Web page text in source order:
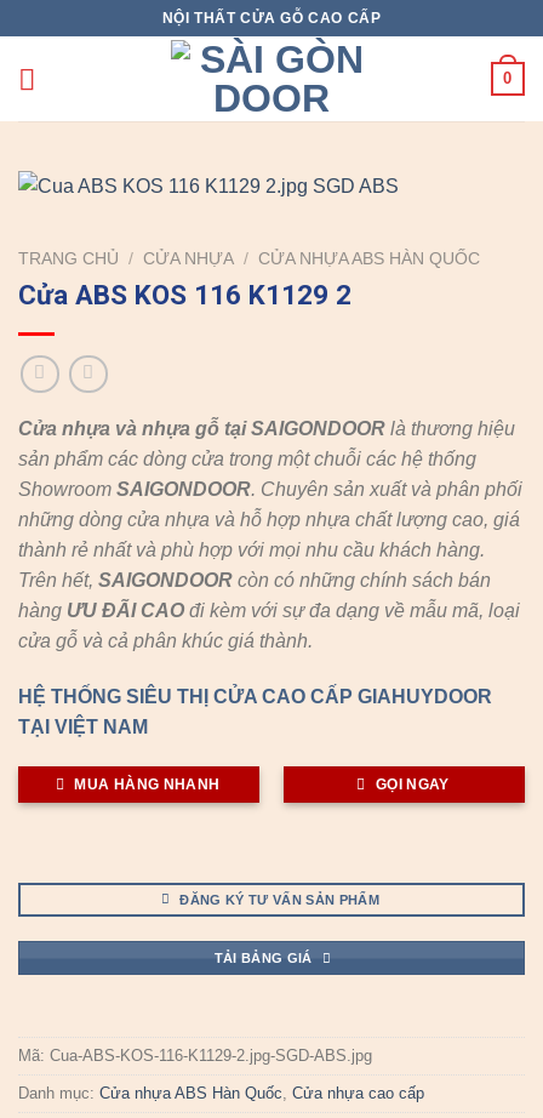
content
NỘI THẤT CỬA GỖ CAO CẤP
0
TRANG CHỦ / CỬA NHỰA / CỬA NHỰA ABS HÀN QUỐC
Cửa ABS KOS 116 K1129 2
Cửa nhựa và nhựa gỗ tại SAIGONDOOR là thương hiệu
sản phẩm các dòng cửa trong một chuỗi các hệ thống
Showroom SAIGONDOOR. Chuyên sản xuất và phân phối
những dòng cửa nhựa và hỗ hợp nhựa chất lượng cao, giá
thành rẻ nhất và phù hợp với mọi nhu cầu khách hàng.
Trên hết, SAIGONDOOR còn có những chính sách bán
hàng ƯU ĐÃI CAO đi kèm với sự đa dạng về mẫu mã, loại
cửa gỗ và cả phân khúc giá thành.
HỆ THỐNG SIÊU THỊ CỬA CAO CẤP GIAHUYDOOR
TẠI VIỆT NAM
MUA HÀNG NHANH GỌI NGAY
ĐĂNG KÝ TƯ VẤN SẢN PHẨM
TẢI BẢNG GIÁ
Mã: Cua-ABS-KOS-116-K1129-2.jpg-SGD-ABS.jpg
Danh mục: Cửa nhựa ABS Hàn Quốc, Cửa nhựa cao cấp